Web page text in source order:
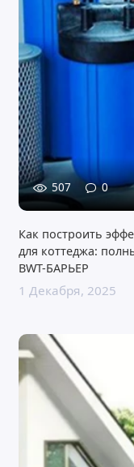
507 0
Как построить
для коттеджа:
BWT-БАРЬЕР
1 Декабря, 2025